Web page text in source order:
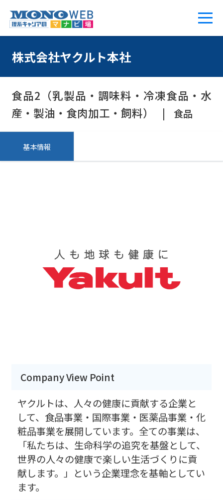
株式会社ヤクルト本社
食品2（乳製品・調味料・冷凍食品・水
産・製油・食肉加工・飼料）
食品
基本情報
Company View Point
ヤクルトは、人々の健康に貢献する企業と
して、食品事業・国際事業・医薬品事業・化
粧品事業を展開しています。全ての事業は、
「私たちは、生命科学の追究を基盤として、
世界の人々の健康で楽しい生活づくりに貢
献します。」という企業理念を基軸としてい
ます。